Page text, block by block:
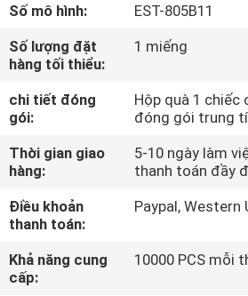
VỀ
CHÚNG
TÔI
THAM
QUAN
NHÀ
MÁY
Số mô hình:
EST-805B11
Số lượng đặt
hàng tối thiểu:
1 miếng
chi tiết đóng
gói:
Hộp quà 1
đóng gói trung
Thời gian giao
hàng:
5-10 ngày làm
thanh toán đầy
Điều khoản
thanh toán:
Paypal, Western
Khả năng cung
cấp:
10000 PCS mỗi